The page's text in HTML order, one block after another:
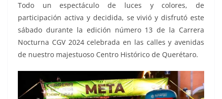
Todo un espectáculo de luces y colores, de
participación activa y decidida, se vivió y disfrutó este
sábado durante la edición número 13 de la Carrera
Nocturna CGV 2024 celebrada en las calles y avenidas
de nuestro majestuoso Centro Histórico de Querétaro.